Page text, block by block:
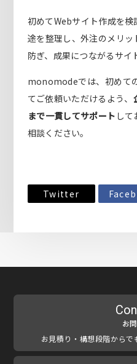
初めてWebサイト作成を
途を整理し、外注のメリ
防ぎ、成果につながるサイ
monomodeでは、初めて
てご依頼いただけるよう、
まで一貫してサポート し
相談ください。
Twitter
お
お見積り・構想段階からで